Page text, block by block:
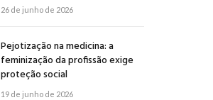
26 de junho de 2026
Pejotização na medicina: a
feminização da profissão exige
proteção social
19 de junho de 2026